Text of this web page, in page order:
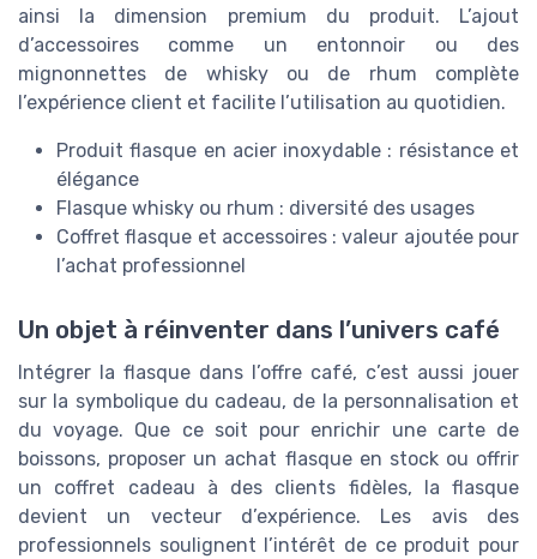
ainsi la dimension premium du produit. L’ajout
d’accessoires comme un entonnoir ou des
mignonnettes de whisky ou de rhum complète
l’expérience client et facilite l’utilisation au quotidien.
Produit flasque en acier inoxydable : résistance et
élégance
Flasque whisky ou rhum : diversité des usages
Coffret flasque et accessoires : valeur ajoutée pour
l’achat professionnel
Un objet à réinventer dans l’univers café
Intégrer la flasque dans l’offre café, c’est aussi jouer
sur la symbolique du cadeau, de la personnalisation et
du voyage. Que ce soit pour enrichir une carte de
boissons, proposer un achat flasque en stock ou offrir
un coffret cadeau à des clients fidèles, la flasque
devient un vecteur d’expérience. Les avis des
professionnels soulignent l’intérêt de ce produit pour